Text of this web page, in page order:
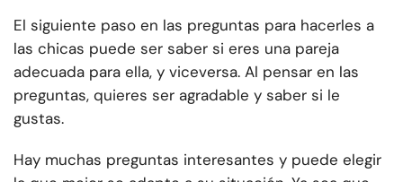
El siguiente paso en las preguntas para hacerles a
las chicas puede ser saber si eres una pareja
adecuada para ella, y viceversa. Al pensar en las
preguntas, quieres ser agradable y saber si le
gustas.
Hay muchas preguntas interesantes y puede elegir